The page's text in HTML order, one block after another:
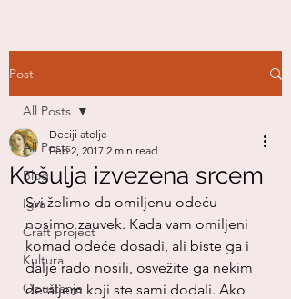
Post
All Posts
Blog
Igra
Craft project
Kultura
Opuštanje
All Posts
Košulja izvezena srcem
Deciji atelje
Feb 2, 2017 2 min read
Svi želimo da omiljenu odeću
nosimo zauvek. Kada vam omiljeni
komad odeće dosadi, ali biste ga i
dalje rado nosili, osvežite ga nekim
detaljem koji ste sami dodali. Ako